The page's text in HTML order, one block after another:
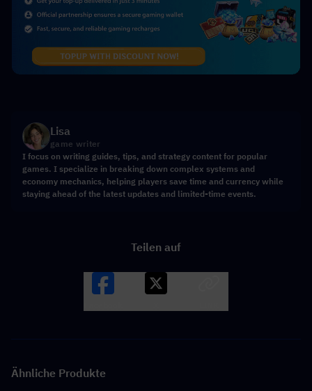
Lisa
game writer
I focus on writing guides, tips, and strategy content for popular
games. I specialize in breaking down complex systems and
economy mechanics, helping players save time and currency while
staying ahead of the latest updates and limited-time events.
Teilen auf
Ähnliche Produkte